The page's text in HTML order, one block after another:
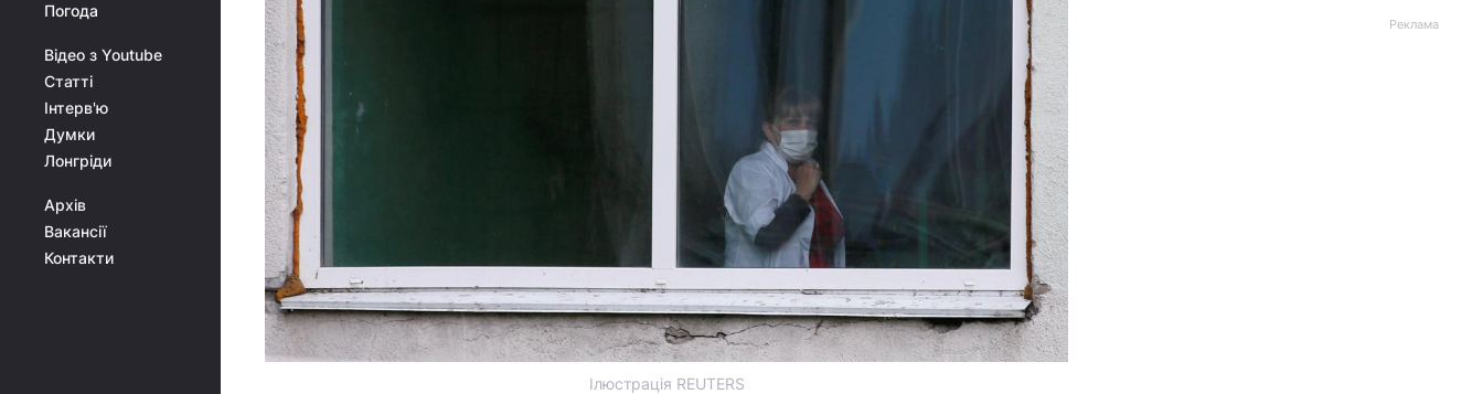
Погода
Відео з Youtube
Статті
Інтерв'ю
Думки
Лонгріди
Архів
Вакансії
Контакти
Ілюстрація REUTERS
Реклама